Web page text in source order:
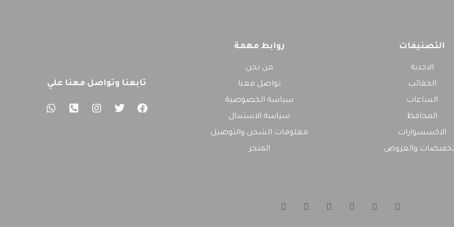
التصنيفات
الاحذية
الحقائب
الساعات
المحافظ
الاكسسوارات
والعروض
روابط مهمة
من نحن
تواصل معنا
سياسة الخصوصية
سياسة الاستبدال
معلومات الشحن والتوصيل
المتجر
تابعنا وتواصل معنا علي